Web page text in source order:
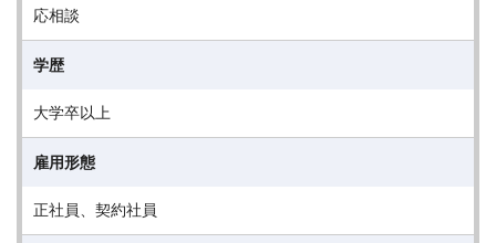
応相談
学歴
大学卒以上
雇用形態
正社員、契約社員